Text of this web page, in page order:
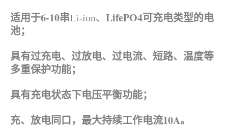
适用于6-10串Li-ion、 LifePO4可充电类型的电
池；
具有过充电、过放电、过电流、短路、温度等
多重保护功能；
具有充电状态下电压平衡功能；
充、放电同口，最大持续工作电流10A。